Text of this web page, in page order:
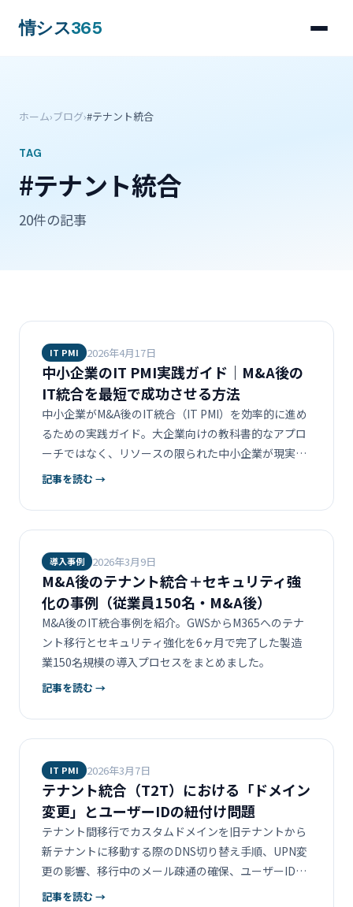
情シス365
ホーム›ブログ›#テナント統合
TAG
#テナント統合
20件の記事
IT PMI 2026年4月17日
中小企業のIT PMI実践ガイド｜M&A後の
IT統合を最短で成功させる方法
中小企業がM&A後のIT統合（IT PMI）を効率的に進め
るための実践ガイド。大企業向けの教科書的なアプロ
ーチではなく、リソースの限られた中小企業が現実的
に取り組める方法を、費用感・期間・優先順位ととも
記事を読む →
導入事例 2026年3月9日
M&A後のテナント統合＋セキュリティ強
化の事例（従業員150名・M&A後）
M&A後のIT統合事例を紹介。GWSからM365へのテナ
ント移行とセキュリティ強化を6ヶ月で完了した製造
業150名規模の導入プロセスをまとめました。
記事を読む →
IT PMI 2026年3月7日
テナント統合（T2T）における「ドメイン
変更」とユーザーIDの紐付け問題
テナント間移行でカスタムドメインを旧テナントから
新テナントに移動する際のDNS切り替え手順、UPN変
更の影響、移行中のメール疎通の確保、ユーザーIDマ
ッピングの設計を解説します。
記事を読む →